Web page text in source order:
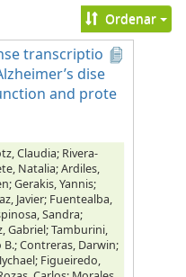
Ordenar
transcriptio
dise
and prote
Claudia; Rivera-
Natalia; Ardiles,
Gerakis, Yannis;
Javier; Fuentealba,
Sandra;
Gabriel; Tamburini,
Contreras, Darwin;
Figueiredo,